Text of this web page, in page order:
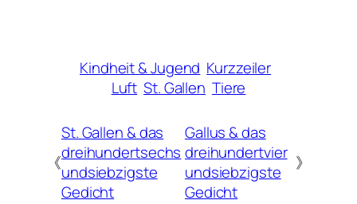
Kindheit & Jugend Kurzzeiler
Luft St. Gallen Tiere
《
St. Gallen & das
dreihundertsechs
undsiebzigste
Gedicht
Gallus & das
dreihundertvier
undsiebzigste
Gedicht
》